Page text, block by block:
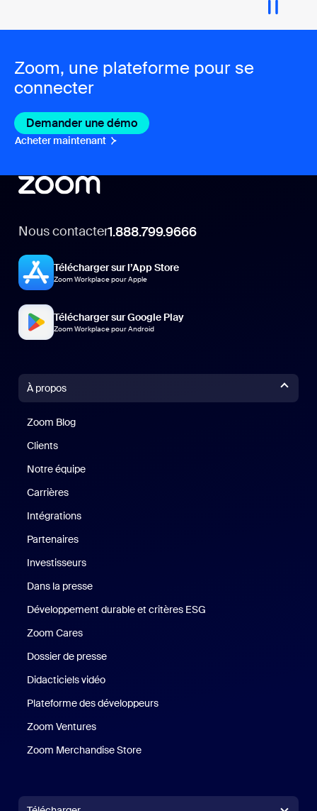
Zoom, une plateforme pour se
connecter
Demander une démo
Acheter maintenant
Nous contacter1.888.799.9666
Télécharger sur l’App Store
Zoom Workplace pour Apple
Télécharger sur Google Play
Zoom Workplace pour Android
À propos
Zoom Blog
Clients
Notre équipe
Carrières
Intégrations
Partenaires
Investisseurs
Dans la presse
Développement durable et critères ESG
Zoom Cares
Dossier de presse
Didacticiels vidéo
Plateforme des développeurs
Zoom Ventures
Zoom Merchandise Store